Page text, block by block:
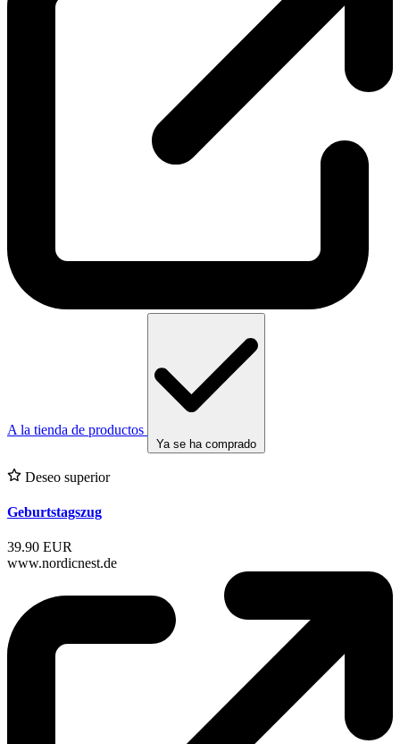
A la tienda de productos
Ya se ha comprado
Deseo superior
Geburtstagszug
39.90 EUR
www.nordicnest.de